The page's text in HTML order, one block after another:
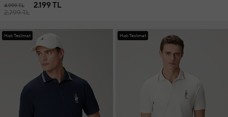
4.999 TL
2.799 TL
2.199 TL
Hızlı Teslimat Hızlı Teslimat